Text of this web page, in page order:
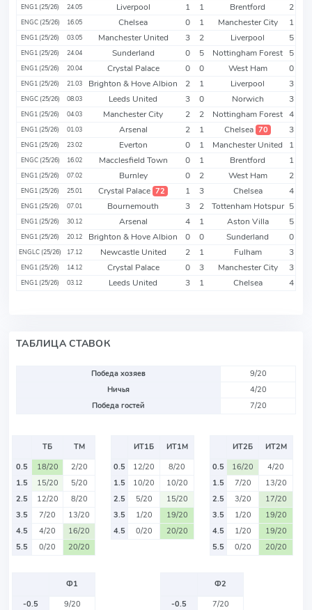
ENG1 (25/26) 24.05 Liverpool 1 1 Brentford 2
ENGC (25/26) 16.05 Chelsea 0 1 Manchester City 1
ENG1 (25/26) 03.05 Manchester United 3 2 Liverpool 5
ENG1 (25/26) 24.04 Sunderland 0 5 Nottingham Forest 5
ENG1 (25/26) 20.04 Crystal Palace 0 0 West Ham 0
ENG1 (25/26) 21.03 Brighton & Hove Albion 2 1 Liverpool 3
ENGC (25/26) 08.03 Leeds United 3 0 Norwich 3
ENG1 (25/26) 04.03 Manchester City 2 2 Nottingham Forest 4
ENG1 (25/26) 01.03 Arsenal 2 1 Chelsea 70 3
ENG1 (25/26) 23.02 Everton 0 1 Manchester United 1
ENGC (25/26) 16.02 Macclesfield Town 0 1 Brentford 1
ENG1 (25/26) 07.02 Burnley 0 2 West Ham 2
ENG1 (25/26) 25.01 Crystal Palace 72 1 3 Chelsea 4
ENG1 (25/26) 07.01 Bournemouth 3 2 Tottenham Hotspur 5
ENG1 (25/26) 30.12 Arsenal 4 1 Aston Villa 5
ENG1 (25/26) 20.12 Brighton & Hove Albion 0 0 Sunderland 0
ENGLC (25/26) 17.12 Newcastle United 2 1 Fulham 3
ENG1 (25/26) 14.12 Crystal Palace 0 3 Manchester City 3
ENG1 (25/26) 03.12 Leeds United 3 1 Chelsea 4
ТАБЛИЦА СТАВОК
Победа хозяев
9/20
Ничья
4/20
Победа гостей
7/20
ТБ
ТМ
0.5
18/20
2/20
1.5
15/20
5/20
2.5
12/20
8/20
3.5
7/20
13/20
4.5
4/20
16/20
5.5
0/20 20/20
ИТ1Б
ИТ1М
0.5
12/20
8/20
1.5
10/20
10/20
2.5
5/20
15/20
3.5
1/20
19/20
4.5
0/20 20/20
ИТ2Б
ИТ2М
0.5
16/20
4/20
1.5
7/20
13/20
2.5
3/20
17/20
3.5
1/20
19/20
4.5
1/20
19/20
5.5
0/20 20/20
Ф1
-0.5
9/20
Ф2
-0.5
7/20